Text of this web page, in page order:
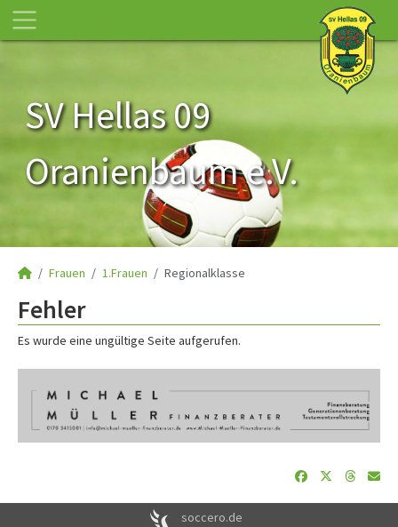
SV Hellas 09
Oranienbaum e.V.
Frauen 1.Frauen Regionalklasse
Fehler
Es wurde eine ungültige Seite aufgerufen.
soccero.de